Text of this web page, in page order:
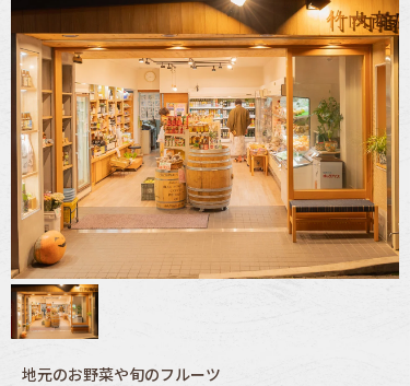
地元のお野菜や旬のフルーツ